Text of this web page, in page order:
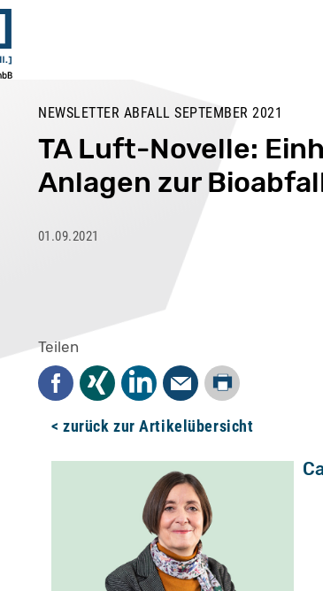
NEWSLETTER ABFALL SEPTEMBER 2021
TA Luft-Novelle:
Anlagen zur
01.09.2021
Teilen
Facebook
Xing LinkedInMail
Drucken
< zurück zur Artikelübersicht